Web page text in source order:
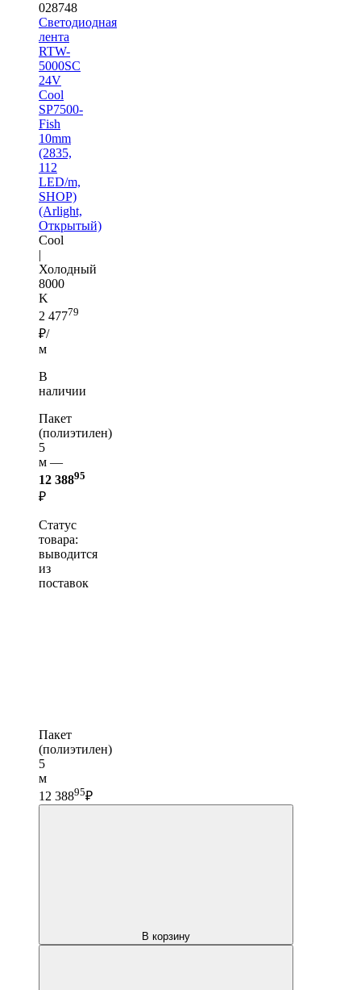
028748
Светодиодная
лента
RTW-
5000SC
24V
Cool
SP7500-
Fish
10mm
(2835,
112
LED/m,
SHOP)
(Arlight,
Открытый)
Cool
|
Холодный
8000
K
2 47779
₽/
м
В
наличии
Пакет
(полиэтилен)
5
м —
12 38895
₽
Статус
товара:
выводится
из
поставок
Пакет
(полиэтилен)
5
м
12 38895₽
В корзину